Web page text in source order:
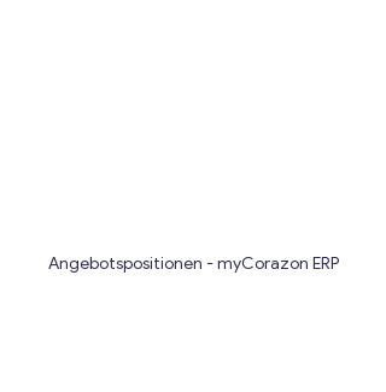
Angebotspositionen - myCorazon ERP